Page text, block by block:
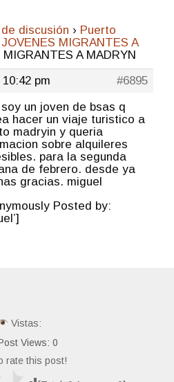
discusión › Puerto
JOVENES MIGRANTES A
A MADRYN
pm
#6895
un joven de bsas q
hacer un viaje turistico a
madryin y queria
sobre alquileres
para la segunda
de febrero. desde ya
gracias. miguel
Posted by:
Vistas:
Views: 0
rate this post!